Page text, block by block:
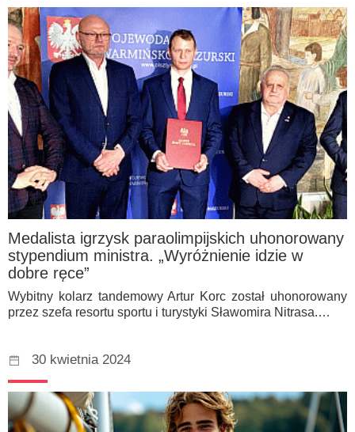
Medalista igrzysk paraolimpijskich uhonorowany
stypendium ministra. „Wyróżnienie idzie w
dobre ręce”
Wybitny kolarz tandemowy Artur Korc został uhonorowany
przez szefa resortu sportu i turystyki Sławomira Nitrasa.…
30 kwietnia 2024